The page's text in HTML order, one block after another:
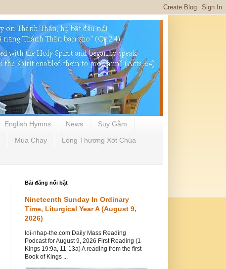
English Hymns News Suy Gẫm
Mùa Chay Lòng Thương Xót Chúa
Bài đăng nổi bật
Nineteenth Sunday In Ordinary
Time, Liturgical Year A (August 9,
2026)
loi-nhap-the.com Daily Mass Reading
Podcast for August 9, 2026 First Reading (1
Kings 19:9a, 11-13a) A reading from the first
Book of Kings ...